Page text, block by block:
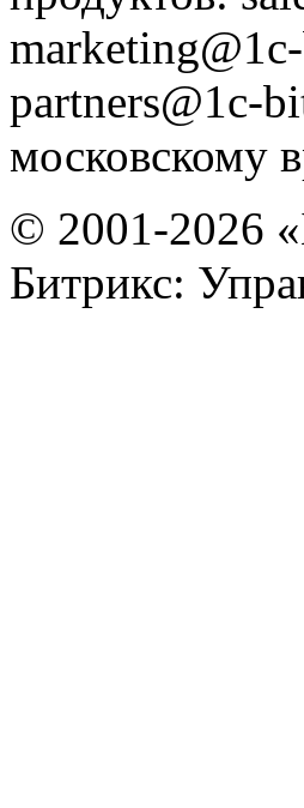
partners@1c-
московскому
© 2001-2026
Битрикс: